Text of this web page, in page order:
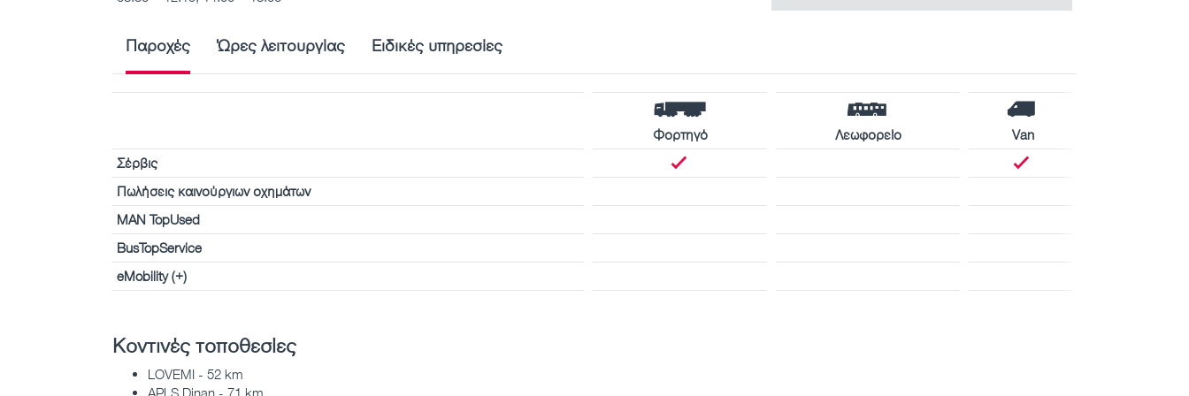
Παροχές Ώρες λειτουργίας Ειδικές υπηρεσίες
Φορτηγό Λεωφορείο
Van
Σέρβις
Πωλήσεις καινούργιων οχημάτων
MAN TopUsed
BusTopService
eMobility (+)
Κοντινές τοποθεσίες
LOVEMI - 52 km
APLS Dinan - 71 km